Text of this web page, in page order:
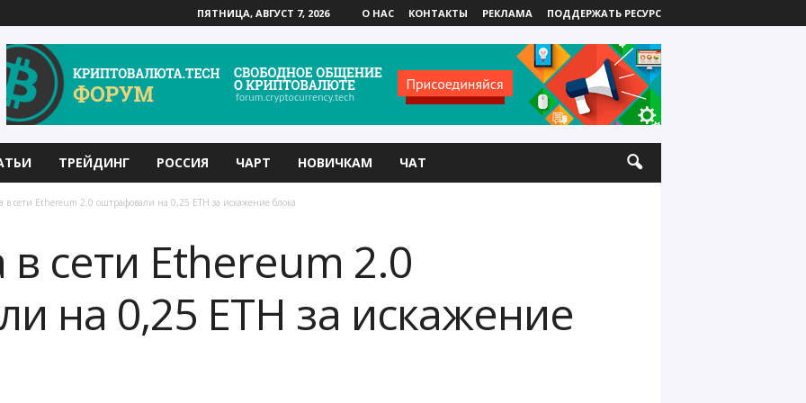
ПЯТНИЦА, АВГУСТ 7, 2026 О НАС КОНТАКТЫ РЕКЛАМА ПОДДЕРЖАТЬ РЕСУРС
ТРЕЙДИНГ РОССИЯ ЧАРТ НОВИЧКАМ ЧАТ
в сети Ethereum 2.0 оштрафовали на 0,25 ETH за искажение блока
сети Ethereum 2.0
на 0,25 ETH за искажение